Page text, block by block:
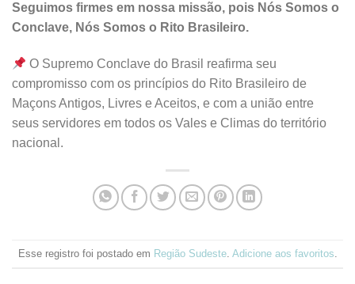
Seguimos firmes em nossa missão, pois Nós Somos o
Conclave, Nós Somos o Rito Brasileiro.
O Supremo Conclave do Brasil reafirma seu
compromisso com os princípios do Rito Brasileiro de
Maçons Antigos, Livres e Aceitos, e com a união entre
seus servidores em todos os Vales e Climas do território
nacional.
Esse registro foi postado em Região Sudeste. Adicione aos favoritos